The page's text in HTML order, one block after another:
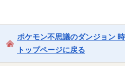
ポケモン不思議のダンジョン
トップページに戻る